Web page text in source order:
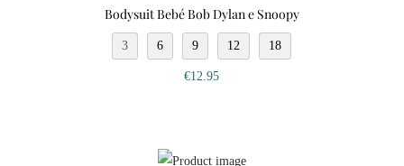
Bodysuit Bebé Bob Dylan e Snoopy
3 6 9 12 18
€12.95